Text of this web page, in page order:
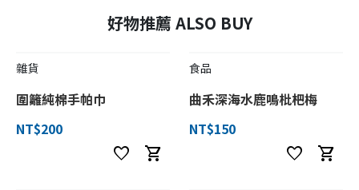
好物推薦 ALSO BUY
雜貨
圍籬純棉手帕巾
NT$200
favorite shopping_cart
食品
曲禾深海水鹿鳴枇杷梅
NT$150
favorite shopping_cart